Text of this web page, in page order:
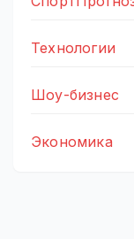
Технологии
Шоу-бизнес
Экономика